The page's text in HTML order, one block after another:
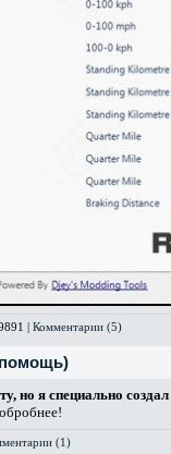
| Комментарии (5)
но я специально
(1)